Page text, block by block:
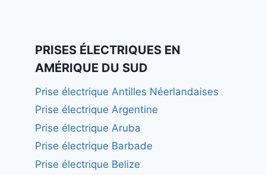
PRISES ÉLECTRIQUES EN
AMÉRIQUE DU SUD
Prise électrique Antilles Néerlandaises
Prise électrique Argentine
Prise électrique Aruba
Prise électrique Barbade
Prise électrique Belize